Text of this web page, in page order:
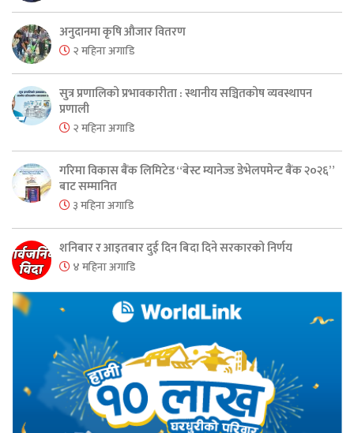
अनुदानमा कृषि औजार वितरण
२ महिना अगाडि
सुत्र प्रणालिको प्रभावकारीता : स्थानीय सञ्चितकोष व्यवस्थापन
प्रणाली
२ महिना अगाडि
गरिमा विकास बैंक लिमिटेड “बेस्ट म्यानेज्ड डेभेलपमेन्ट बैंक २०२६”
बाट सम्मानित
३ महिना अगाडि
शनिबार र आइतबार दुई दिन बिदा दिने सरकारको निर्णय
४ महिना अगाडि